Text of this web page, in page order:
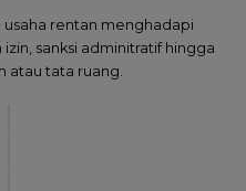
usaha rentan menghadapi
sanksi adminitratif hingga
atau tata ruang.